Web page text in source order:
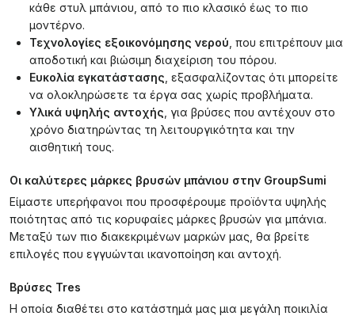
κάθε στυλ μπάνιου, από το πιο κλασικό έως το πιο
μοντέρνο.
Τεχνολογίες εξοικονόμησης νερού , που επιτρέπουν μια
αποδοτική και βιώσιμη διαχείριση του πόρου.
Ευκολία εγκατάστασης , εξασφαλίζοντας ότι μπορείτε
να ολοκληρώσετε τα έργα σας χωρίς προβλήματα.
Υλικά υψηλής αντοχής , για βρύσες που αντέχουν στο
χρόνο διατηρώντας τη λειτουργικότητα και την
αισθητική τους.
Οι καλύτερες μάρκες βρυσών μπάνιου στην GroupSumi
Είμαστε υπερήφανοι που προσφέρουμε προϊόντα υψηλής
ποιότητας από τις κορυφαίες μάρκες βρυσών για μπάνια.
Μεταξύ των πιο διακεκριμένων μαρκών μας, θα βρείτε
επιλογές που εγγυώνται ικανοποίηση και αντοχή.
Βρύσες Tres
Η οποία διαθέτει στο κατάστημά μας μια μεγάλη ποικιλία